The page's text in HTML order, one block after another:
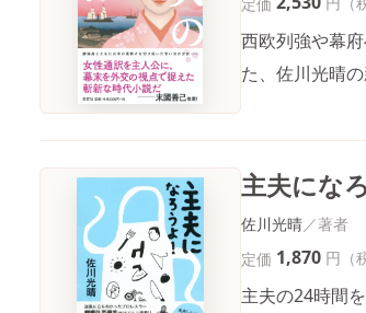
西欧列強や幕
た、佐川光晴の
主夫にな
佐川光晴
定価 1,870 円（
主夫の24時間